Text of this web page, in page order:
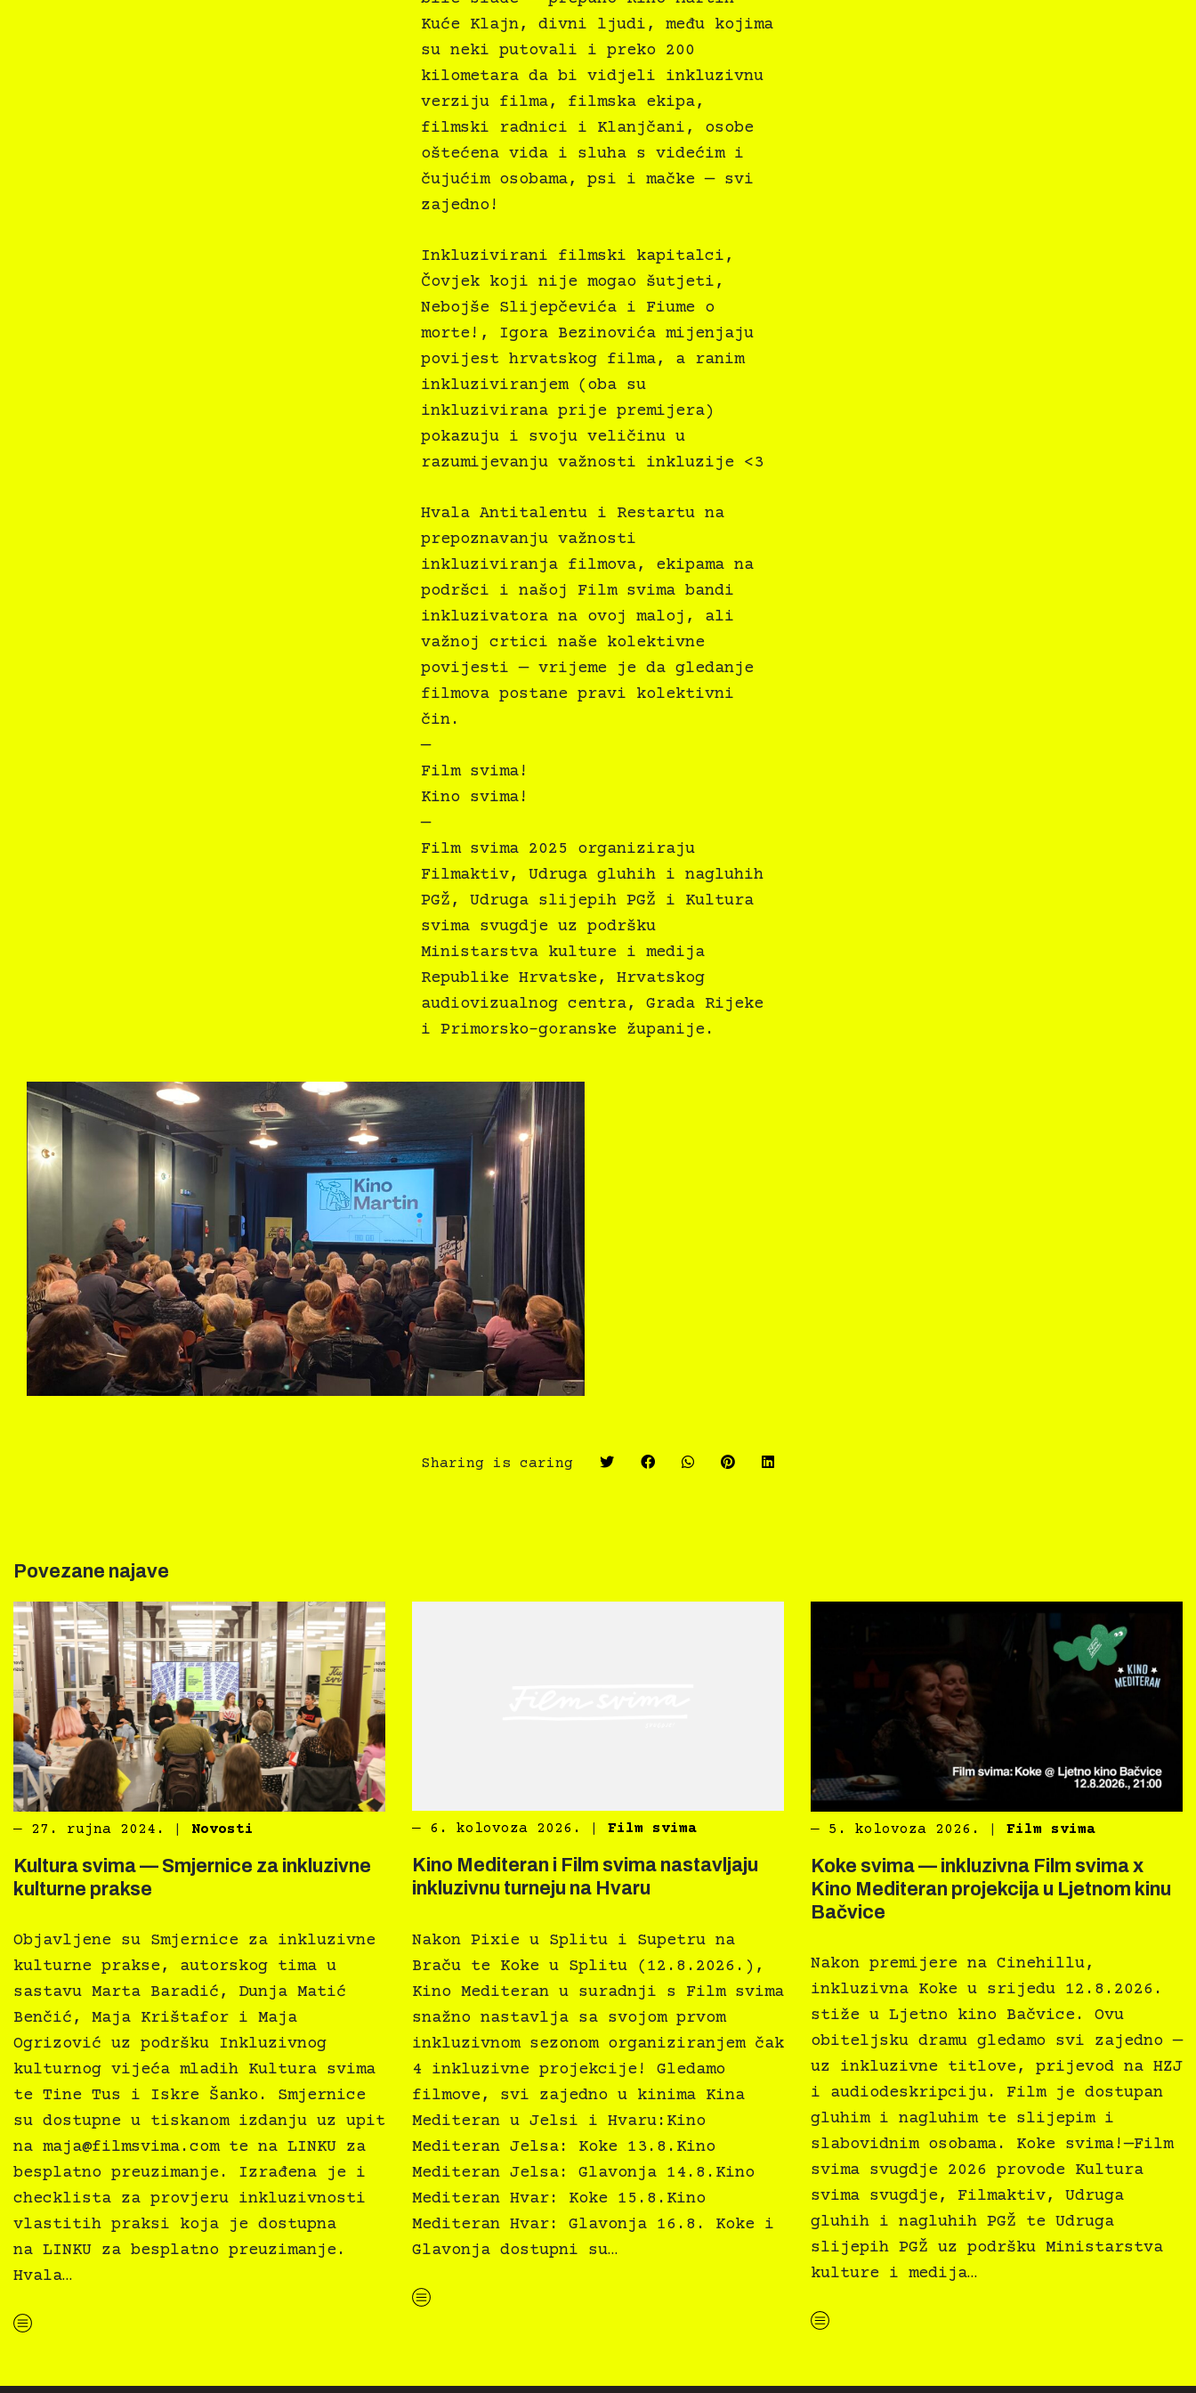
Kuće Klajn, divni ljudi, među kojima
su neki putovali i preko 200
kilometara da bi vidjeli inkluzivnu
verziju filma, filmska ekipa,
filmski radnici i Klanjčani, osobe
oštećena vida i sluha s videćim i
čujućim osobama, psi i mačke — svi
zajedno!
Inkluzivirani filmski kapitalci,
Čovjek koji nije mogao šutjeti,
Nebojše Slijepčevića i Fiume o
morte!, Igora Bezinovića mijenjaju
povijest hrvatskog filma, a ranim
inkluziviranjem (oba su
inkluzivirana prije premijera)
pokazuju i svoju veličinu u
razumijevanju važnosti inkluzije <3
Hvala Antitalentu i Restartu na
prepoznavanju važnosti
inkluziviranja filmova, ekipama na
podršci i našoj Film svima bandi
inkluzivatora na ovoj maloj, ali
važnoj crtici naše kolektivne
povijesti — vrijeme je da gledanje
filmova postane pravi kolektivni
čin.
—
Film svima!
Kino svima!
—
Film svima 2025 organiziraju
Filmaktiv, Udruga gluhih i nagluhih
PGŽ, Udruga slijepih PGŽ i Kultura
svima svugdje uz podršku
Ministarstva kulture i medija
Republike Hrvatske, Hrvatskog
audiovizualnog centra, Grada Rijeke
i Primorsko-goranske županije.
Sharing is caring
Povezane najave
― 27. rujna 2024. Novosti
Kultura svima — Smjernice za inkluzivne
kulturne prakse
Objavljene su Smjernice za inkluzivne
kulturne prakse, autorskog tima u
sastavu Marta Baradić, Dunja Matić
Benčić, Maja Krištafor i Maja
Ogrizović uz podršku Inkluzivnog
kulturnog vijeća mladih Kultura svima
te Tine Tus i Iskre Šanko. Smjernice
su dostupne u tiskanom izdanju uz upit
na maja@filmsvima.comte na LINKU za
besplatno preuzimanje. Izrađena je i
checklista za provjeru inkluzivnosti
vlastitih praksi koja je dostupna
na LINKU za besplatno preuzimanje.
Hvala…
“Kultura svima — Smjernice za inkluzivne kulturne prakse”
― 6. kolovoza 2026. Film svima
Kino Mediteran i Film svima nastavljaju
inkluzivnu turneju na Hvaru
Nakon Pixie u Splitu i Supetru na
Braču te Koke u Splitu (12.8.2026.),
Kino Mediteran u suradnji s Film svima
snažno nastavlja sa svojom prvom
inkluzivnom sezonom organiziranjem čak
4 inkluzivne projekcije! Gledamo
filmove, svi zajedno u kinima Kina
Mediteran u Jelsi i Hvaru:Kino
Mediteran Jelsa: Koke 13.8.Kino
Mediteran Jelsa: Glavonja 14.8.Kino
Mediteran Hvar: Koke 15.8.Kino
Mediteran Hvar: Glavonja 16.8. Koke i
Glavonja dostupni su…
“Kino Mediteran i Film svima nastavljaju inkluzivnu turneju na Hvaru”
― 5. kolovoza 2026. Film svima
Koke svima — inkluzivna Film svima x
Kino Mediteran projekcija u Ljetnom kinu
Bačvice
Nakon premijere na Cinehillu,
inkluzivna Koke u srijedu 12.8.2026.
stiže u Ljetno kino Bačvice. Ovu
obiteljsku dramu gledamo svi zajedno —
uz inkluzivne titlove, prijevod na HZJ
i audiodeskripciju. Film je dostupan
gluhim i nagluhim te slijepim i
slabovidnim osobama. Koke svima!—Film
svima svugdje 2026 provode Kultura
svima svugdje, Filmaktiv, Udruga
gluhih i nagluhih PGŽ te Udruga
slijepih PGŽ uz podršku Ministarstva
kulture i medija…
“Koke svima — inkluzivna Film svima x Kino Mediteran projekcija u Ljetnom kinu Bačvice”